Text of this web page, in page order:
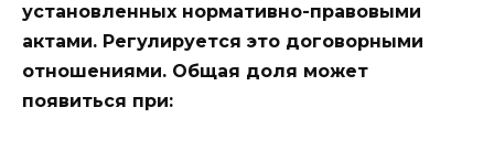
установленных нормативно-правовыми
актами. Регулируется это договорными
отношениями. Общая доля может
появиться при: